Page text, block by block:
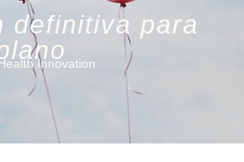
definitiva para
Innovation